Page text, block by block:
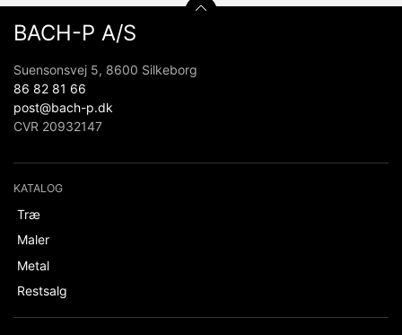
BACH-P A/S
Suensonsvej 5, 8600 Silkeborg
86 82 81 66
post@bach-p.dk
CVR 20932147
KATALOG
Træ
Maler
Metal
Restsalg